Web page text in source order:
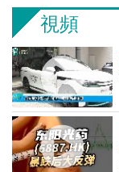
視頻